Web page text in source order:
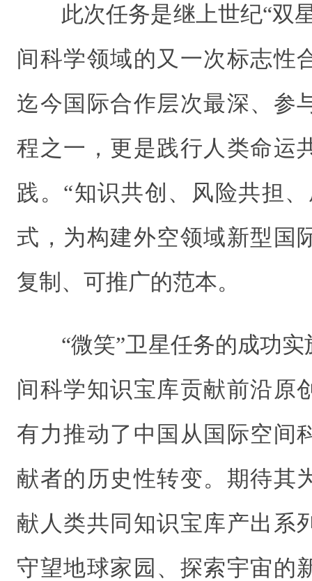
此次任务是继上世纪“双
间科学领域的又一次标志性
迄今国际合作层次最深、参
程之一，更是践行人类命运
践。“知识共创、风险共担
式，为构建外空领域新型国
复制、可推广的范本。
“微笑”卫星任务的成功
间科学知识宝库贡献前沿原
有力推动了中国从国际空间
献者的历史性转变。期待其
献人类共同知识宝库产出系
守望地球家园、探索宇宙的